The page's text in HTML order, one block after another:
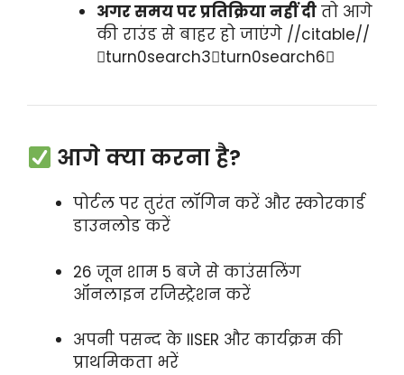
अगर समय पर प्रतिक्रिया नहीं दीतो आगे
की राउंड से बाहर हो जाएंगे //citable//
turn0search3turn0search6
आगे क्या करना है?
पोर्टल पर तुरंत लॉगिन करें और स्कोरकार्ड
डाउनलोड करें
26 जून शाम 5 बजे से काउंसलिंग
ऑनलाइन रजिस्ट्रेशन करें
अपनी पसन्द के IISER और कार्यक्रम की
प्राथमिकता भरें